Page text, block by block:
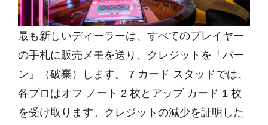
最も新しいディーラーは、すべてのプレイヤー
の手札に販売メモを送り、クレジットを「バー
ン」（破棄）します。 7 カード スタッドでは、
各プロはオフ ノート 2 枚とアップ カード 1 枚
を受け取ります。クレジットの減少を証明した